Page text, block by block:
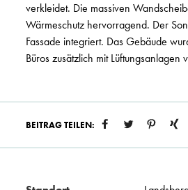
verkleidet. Die massiven
Wärmeschutz hervorragend. Der
Fassade integriert. Das Gebäude
Büros zusätzlich mit Lüftungsanlagen
BEITRAG TEILEN: